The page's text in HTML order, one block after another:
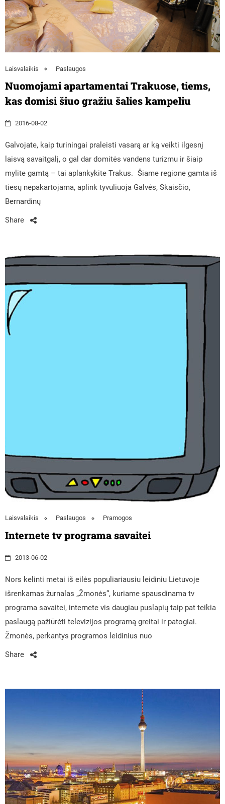
Laisvalaikis Paslaugos
Nuomojami apartamentai Trakuose, tiems,
kas domisi šiuo gražiu šalies kampeliu
2016-08-02
Galvojate, kaip turiningai praleisti vasarą ar ką veikti ilgesnį
laisvą savaitgalį, o gal dar domitės vandens turizmu ir šiaip
mylite gamtą – tai aplankykite Trakus. Šiame regione gamta iš
tiesų nepakartojama, aplink tyvuliuoja Galvės, Skaisčio,
Bernardinų
Share
Laisvalaikis Paslaugos Pramogos
Internete tv programa savaitei
2013-06-02
Nors kelinti metai iš eilės populiariausiu leidiniu Lietuvoje
išrenkamas žurnalas „Žmonės“, kuriame spausdinama tv
programa savaitei, internete vis daugiau puslapių taip pat teikia
paslaugą pažiūrėti televizijos programą greitai ir patogiai.
Žmonės, perkantys programos leidinius nuo
Share